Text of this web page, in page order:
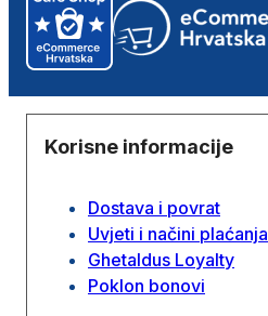
Korisne informacije
Dostava i povrat
Uvjeti i načini plaćanja
Ghetaldus Loyalty
Poklon bonovi